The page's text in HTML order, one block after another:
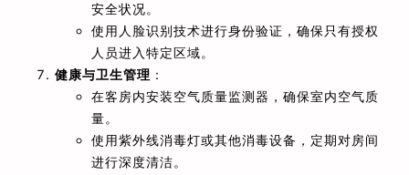
安全状况。
使用人脸识别技术进行身份验证，确保只有授权
人员进入特定区域。
健康与卫生管理 ：
在客房内安装空气质量监测器，确保室内空气质
量。
使用紫外线消毒灯或其他消毒设备，定期对房间
进行深度清洁。